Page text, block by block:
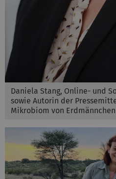
Daniela Stang, Online- und
sowie Autorin der
Mikrobiom von